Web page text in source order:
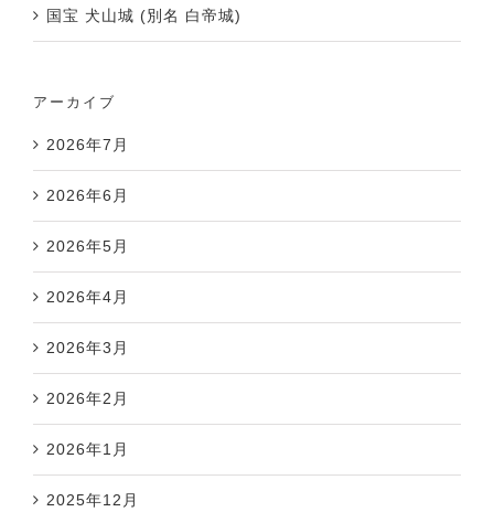
国宝 犬山城 (別名 白帝城)
アーカイブ
2026年7月
2026年6月
2026年5月
2026年4月
2026年3月
2026年2月
2026年1月
2025年12月